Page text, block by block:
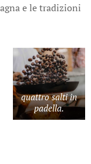
e le tradizioni
quattro salti in
padella.